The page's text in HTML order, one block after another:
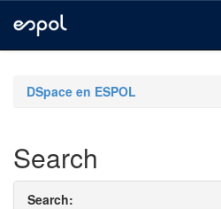
navigationDSpace en ESPOL
Search
Search: